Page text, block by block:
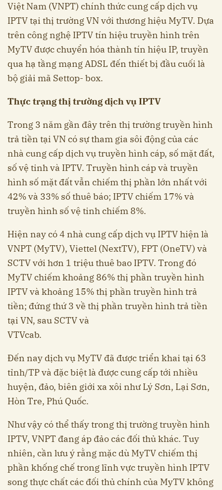
Việt Nam (VNPT) chính thức cung cấp dịch vụ
IPTV tại thị trường VN với thương hiệu MyTV. Dựa
trên công nghệ IPTV tín hiệu truyền hình trên
MyTV được chuyển hóa thành tín hiệu IP, truyền
qua hạ tầng mạng ADSL đến thiết bị đầu cuối là
bộ giải mã Settop- box.
Thực trạng thị trường dịch vụ IPTV
Trong 3 năm gần đây trên thị trường truyền hình
trả tiền tại VN có sự tham gia sôi động của các
nhà cung cấp dịch vụ truyền hình cáp, số mặt đất,
số vệ tinh và IPTV. Truyền hình cáp và truyền
hình số mặt đất vẫn chiếm thị phần lớn nhất với
42% và 33% số thuê báo; IPTV chiếm 17% và
truyền hình số vệ tinh chiếm 8%.
Hiện nay có 4 nhà cung cấp dịch vụ IPTV hiện là
VNPT (MyTV), Viettel (NextTV), FPT (OneTV) và
SCTV với hơn 1 triệu thuê bao IPTV. Trong đó
MyTV chiếm khoảng 86% thị phần truyền hình
IPTV và khoảng 15% thị phần truyền hình trả
tiền; đứng thứ 3 về thị phần truyền hình trả tiền
tại VN, sau SCTV và
VTVcab.
Đến nay dịch vụ MyTV đã được triển khai tại 63
tỉnh/TP và đặc biệt là được cung cấp tới nhiều
huyện, đảo, biên giới xa xôi như Lý Sơn, Lại Sơn,
Hòn Tre, Phú Quốc.
Như vậy có thể thấy trong thị trường truyền hình
IPTV, VNPT đang áp đảo các đối thủ khác. Tuy
nhiên, cần lưu ý rằng mặc dù MyTV chiếm thị
phần khống chế trong lĩnh vực truyền hình IPTV
song thực chất các đối thủ chính của MyTV không